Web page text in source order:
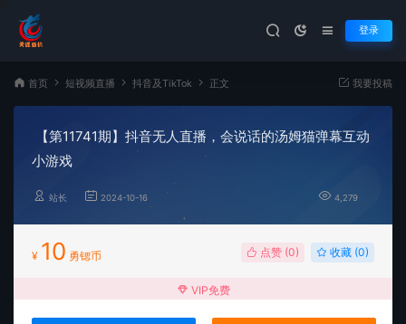
登录
首页 短视频直播 抖音及TikTok 正文 我要投稿
【第11741期】抖音无人直播，会说话的汤姆猫弹幕互动
小游戏
站长 2024-10-16 4,279
¥ 10 勇锶币 点赞 (0) 收藏 (0)
VIP免费